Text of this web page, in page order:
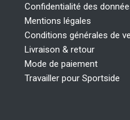
Confidentialité des
Mentions légales
Conditions générales de
Livraison & retour
Mode de paiement
Travailler pour Sportside